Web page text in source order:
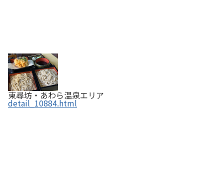
東尋坊・あわら温泉エリア
detail_10884.html